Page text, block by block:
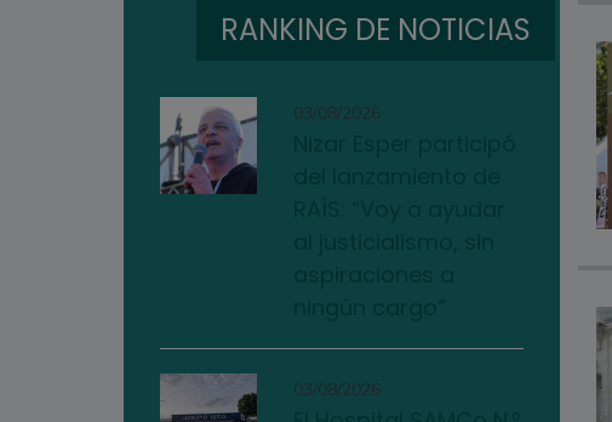
RANKING DE NOTICIAS
03/08/2026
03/08/2026